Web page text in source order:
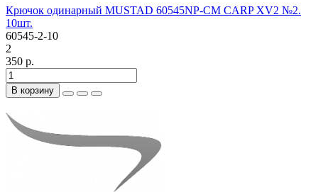
Крючок одинарный MUSTAD 60545NP-CM CARP XV2 №2.
10шт.
60545-2-10
2
350 р.
В корзину